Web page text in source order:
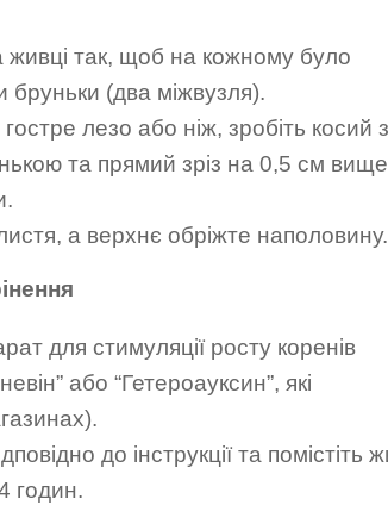
живці так, щоб на кожному було
(два міжвузля).
лезо або ніж, зробіть косий
та прямий зріз на 0,5 см вище
а верхнє обріжте наполовину.
для стимуляції росту коренів
або “Гетероауксин”, які
до інструкції та помістіть
годин.